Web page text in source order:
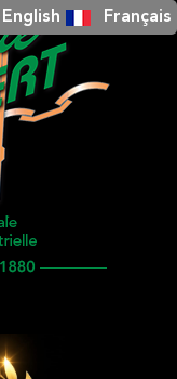
English Français